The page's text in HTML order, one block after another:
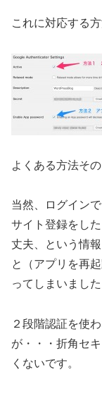
これに対応する
よくある方法そ
当然、ログイン
サイト登録をし
丈夫、という情
と（アプリを再
ってしまいました
２段階認証を使
が・・・折角セ
くないです。